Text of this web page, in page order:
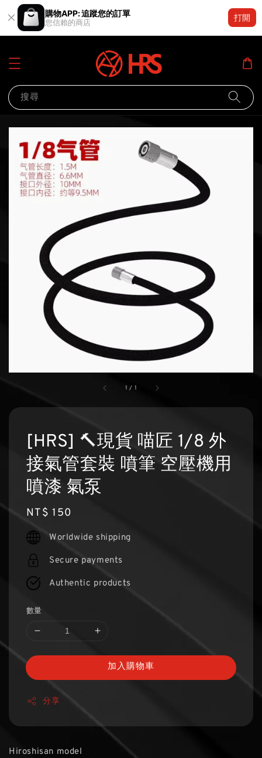
購物APP: 追蹤您的訂單
您信賴的商店
打開
搜尋
1 / 1
[HRS] 🔨現貨 喵匠 1/8 外
接氣管套裝 噴筆 空壓機用
噴漆 氣泵
Regular
price
NT$ 150
Worldwide shipping
Secure payments
Authentic products
數量
加入購物車
分享
Hiroshisan model